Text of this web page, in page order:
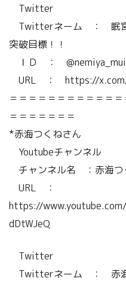
Twitter
Twitterネーム ： 眠
突破目標！！
ＩＤ ： @nemiya_mui
URL ： https://x.com/
＝＝＝＝＝＝＝＝＝＝＝
＝＝＝＝＝＝＝
*赤海つくねさん
Youtubeチャンネル
チャンネル名 ：赤海つ
URL ：
https://
dDtWJeQ
Twitter
Twitterネーム ： 赤海